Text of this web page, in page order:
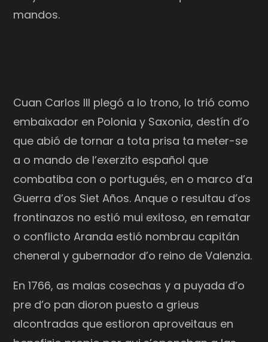
mandos.
Cuan Carlos III plegó a lo trono, lo trió como
embaixador en Polonia y Saxonia, destín d’o
que abió de tornar a tota prisa ta meter-se
a o mando de l’exerzito español que
combatiba con o portugués, en o marco d’a
Guerra d’os Siet Años. Anque o resultau d’os
frontinazos no estió mui exitoso, en rematar
o conflicto Aranda estió nombrau capitán
cheneral y gubernador d’o reino de Valenzia.
En 1766, as malas cosechas y a puyada d’o
pre d’o pan dioron puesto a grieus
alcontradas que estioron aproveitaus en